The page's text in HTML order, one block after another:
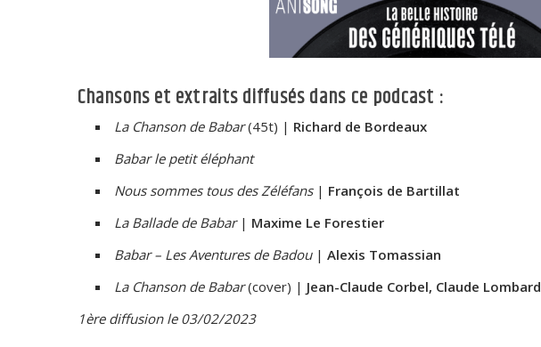
Chansons et extraits diffusés dans ce podcast :
La Chanson de Babar(45t) | Richard de Bordeaux
Babar le petit éléphant
Nous sommes tous des Zéléfans| François de Bartillat
La Ballade de Babar| Maxime Le Forestier
Babar – Les Aventures de Badou| Alexis Tomassian
La Chanson de Babar(cover) | Jean-Claude Corbel, Claude Lombard
1ère diffusion le 03/02/2023